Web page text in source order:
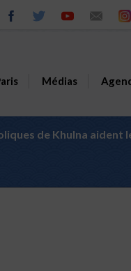
Médias
de Khulna aident